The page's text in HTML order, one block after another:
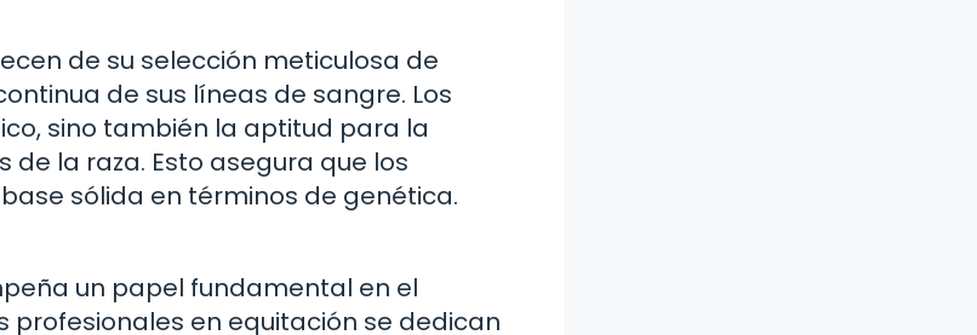
de su selección meticulosa de
de sus líneas de sangre. Los
sino también la aptitud para la
la raza. Esto asegura que los
sólida en términos de genética.
un papel fundamental en el
profesionales en equitación se dedican